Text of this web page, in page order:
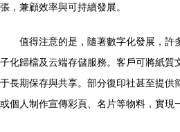
張，兼顧效率與可持續發展。
值得注意的是，隨著數字化發展，許
子化歸檔及云端存儲服務。客戶可將紙質
于長期保存與共享。部分復印社甚至提供
或個人制作宣傳彩頁、名片等物料，實現